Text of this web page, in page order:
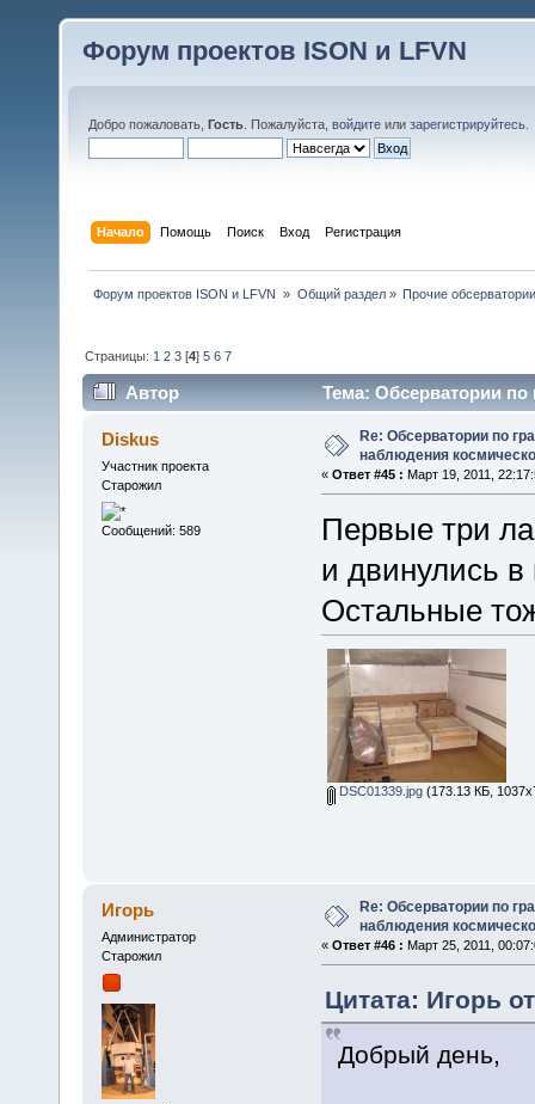
Форум проектов ISON и LFVN
Добро пожаловать, Гость . Пожалуйста, войдите или зарегистрируйтесь
Начало Помощь Поиск Вход Регистрация
Форум проектов ISON и LFVN » Общий раздел» Прочие обсерватории
Страницы: 1 2 3 [4]5 6 7
Автор
Тема: Обсерватории по
(Прочитано 111371 раз)
Diskus
Участник проекта
Старожил
Сообщений: 589
Re: Обсерватории по
наблюдения
« Ответ #45 : Март 19, 2011,
Первые три
и двинулись в
Остальные
DSC01339.jpg(173.13 КБ,
Игорь
Администратор
Старожил
Re: Обсерватории по
наблюдения
« Ответ #46 : Март 25, 2011,
Цитата: Игорь
Добрый день,